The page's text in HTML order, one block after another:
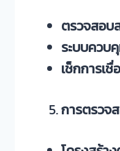
ตรวจสอบ
ระบบควบ
เช็กการเ
การตรวจ